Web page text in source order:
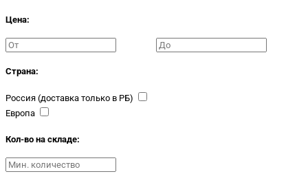
Цена:
Страна:
Россия (доставка только в РБ)
Европа
Кол-во на складе: